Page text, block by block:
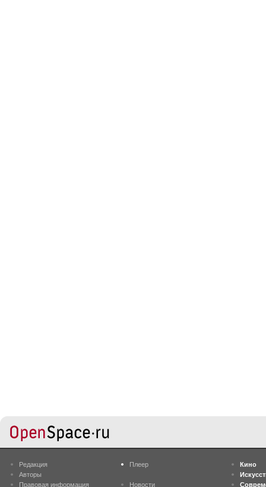
Редакция
Авторы
Правовая информация
Плеер
Новости
Кино